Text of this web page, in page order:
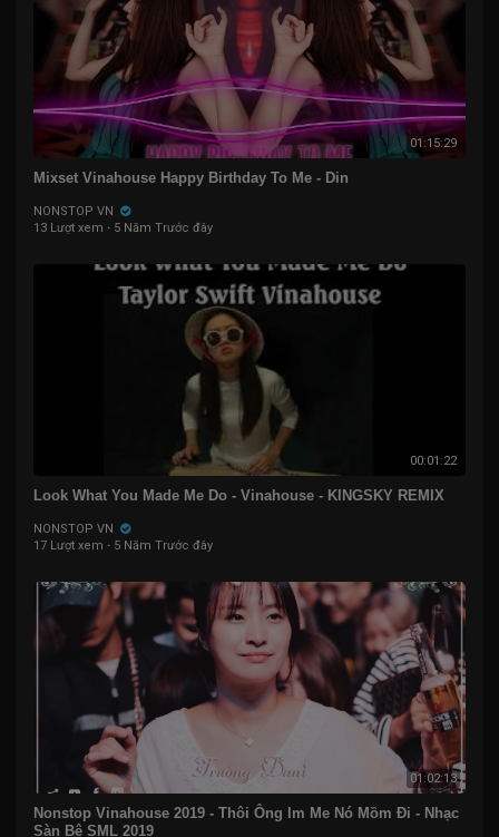
01:15:29
Mixset Vinahouse Happy Birthday To Me - Din
NONSTOP VN
13 Lượt xem · 5 Năm Trước đây
00:01:22
Look What You Made Me Do - Vinahouse - KINGSKY REMIX
NONSTOP VN
17 Lượt xem · 5 Năm Trước đây
01:02:13
Nonstop Vinahouse 2019 - Thôi Ông Im Me Nó Mồm Đi - Nhạc
Sàn Bê SML 2019